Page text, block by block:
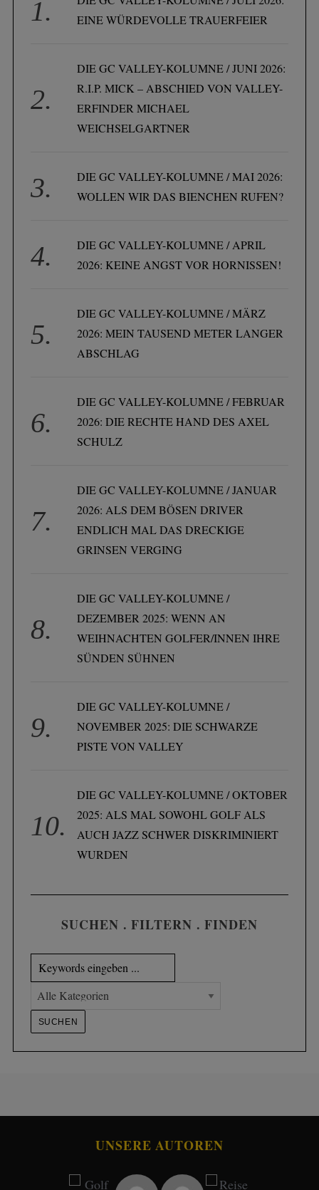
EINE WÜRDEVOLLE TRAUERFEIER
DIE GC VALLEY-KOLUMNE / JUNI 2026:
R.I.P. MICK – ABSCHIED VON VALLEY-
ERFINDER MICHAEL
WEICHSELGARTNER
DIE GC VALLEY-KOLUMNE / MAI 2026:
WOLLEN WIR DAS BIENCHEN RUFEN?
DIE GC VALLEY-KOLUMNE / APRIL
2026: KEINE ANGST VOR HORNISSEN!
DIE GC VALLEY-KOLUMNE / MÄRZ
2026: MEIN TAUSEND METER LANGER
ABSCHLAG
DIE GC VALLEY-KOLUMNE / FEBRUAR
2026: DIE RECHTE HAND DES AXEL
SCHULZ
DIE GC VALLEY-KOLUMNE / JANUAR
2026: ALS DEM BÖSEN DRIVER
ENDLICH MAL DAS DRECKIGE
GRINSEN VERGING
DIE GC VALLEY-KOLUMNE /
DEZEMBER 2025: WENN AN
WEIHNACHTEN GOLFER/INNEN IHRE
SÜNDEN SÜHNEN
DIE GC VALLEY-KOLUMNE /
NOVEMBER 2025: DIE SCHWARZE
PISTE VON VALLEY
DIE GC VALLEY-KOLUMNE / OKTOBER
2025: ALS MAL SOWOHL GOLF ALS
AUCH JAZZ SCHWER DISKRIMINIERT
WURDEN
SUCHEN . FILTERN . FINDEN
UNSERE AUTOREN